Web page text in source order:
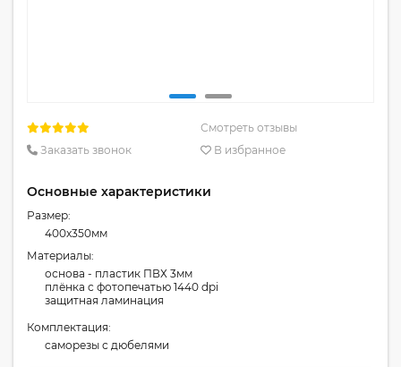
Смотреть отзывы
Заказать звонок
В избранное
Основные характеристики
Размер:
400x350мм
Материалы:
основа - пластик ПВХ 3мм
плёнка с фотопечатью 1440 dpi
защитная ламинация
Комплектация:
cаморезы с дюбелями